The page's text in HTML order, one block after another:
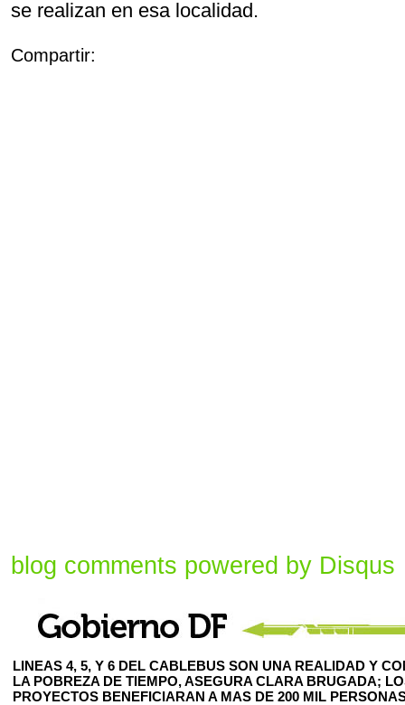
se realizan en esa localidad.
Compartir:
blog comments powered by Disqus
LINEAS 4, 5, Y 6 DEL CABLEBUS SON UNA REALIDAD Y
LA POBREZA DE TIEMPO, ASEGURA CLARA BRUGADA;
PROYECTOS BENEFICIARAN A MAS DE 200 MIL